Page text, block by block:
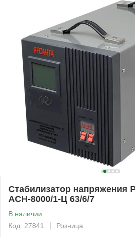
Стабилизатор напряжения
АСН-8000/1-Ц 63/6/7
В наличии
Код: 27841
Розница